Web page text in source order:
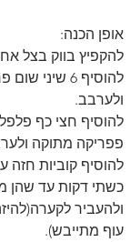
אופן הכנה:
להקפיץ בווק בצל
להוסיף 6
ולערבב.
פפריקה מתוקה
להוסיף קוביות חזה
כשתי דקות עד שהן
ולהעביר
עוף מתייבש).